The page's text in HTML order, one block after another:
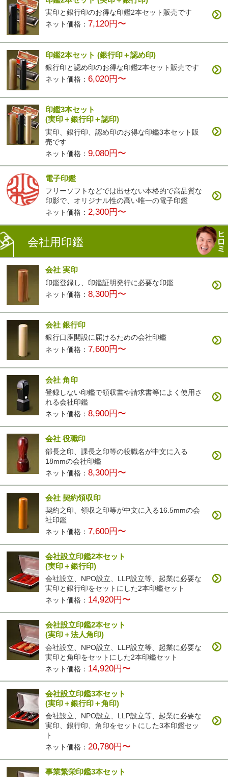
実印と銀行印のお得な印鑑2本セット販売です
ネット価格： 7,120円〜
印鑑2本セット(銀行印＋認め印)
銀行印と認め印のお得な印鑑2本セット販売です
ネット価格：6,020円〜
印鑑3本セット
(実印＋銀行印＋認印)
実印、銀行印、認め印のお得な印鑑3本セット販
売です
ネット価格：9,080円〜
電子印鑑
フリーソフトなどでは出せない本格的で高品質な
印影で、オリジナル性の高い唯一の電子印鑑
ネット価格： 2,300円〜
会社用印鑑
会社 実印
印鑑登録し、印鑑証明発行に必要な印鑑
ネット価格：8,300円〜
会社 銀行印
銀行口座開設に届けるための会社印鑑
ネット価格： 7,600円〜
会社 角印
登録しない印鑑で領収書や請求書等によく使用さ
れる会社印鑑
ネット価格：8,900円〜
会社 役職印
部長之印、課長之印等の役職名が中文に入る
18mmの会社印鑑
ネット価格：8,300円〜
会社 契約領収印
契約之印、領収之印等が中文に入る16.5mmの会
社印鑑
ネット価格： 7,600円〜
会社設立印鑑2本セット
(実印＋銀行印)
会社設立、NPO設立、LLP設立等、起業に必要な
実印と銀行印をセットにした2本印鑑セット
ネット価格： 14,920円〜
会社設立印鑑2本セット
(実印＋法人角印)
会社設立、NPO設立、LLP設立等、起業に必要な
実印と角印をセットにした2本印鑑セット
ネット価格： 14,920円〜
会社設立印鑑3本セット
(実印＋銀行印＋角印)
会社設立、NPO設立、LLP設立等、起業に必要な
実印、銀行印、角印をセットにした3本印鑑セッ
ト
ネット価格： 20,780円〜
事業繁栄印鑑3本セット